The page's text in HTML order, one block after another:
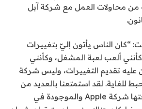
محاولات العمل مع شركة آبل
“كان الناس يأتون إليّ بتغييرات
ألعب لعبة المشغل، وكأنني
تقديم التغييرات، وليس شركة
للغاية. لقد استمتعنا بالعديد من
التغييرات التي طرحتها شركة Apple والموجودة في